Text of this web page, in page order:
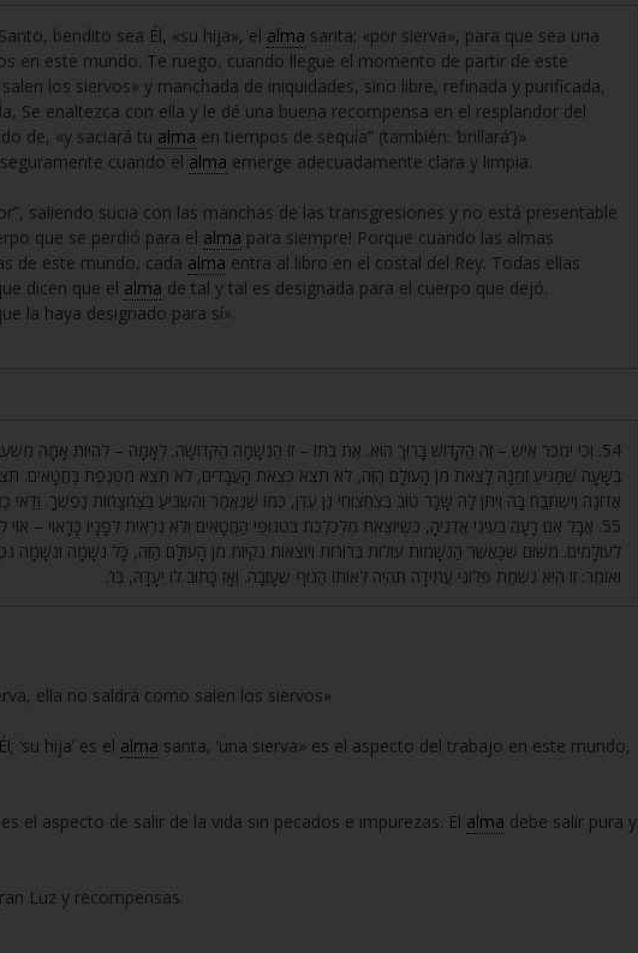
bendito sea Él, «su hija», el alma santa; «por sierva», para que sea una
en este mundo. Te ruego, cuando llegue el momento de partir de este
los siervos» y manchada de iniquidades, sino libre, refinada y purificada,
Se enaltezca con ella y le dé una buena recompensa en el resplandor del
de, «y saciará tu alma en tiempos de sequía” (también: ‘brillará’)»
cuando el alma emerge adecuadamente clara y limpia.
saliendo sucia con las manchas de las transgresiones y no está presentable
que se perdió para el alma para siempre! Porque cuando las almas
de este mundo, cada alma entra al libro en el costal del Rey. Todas ellas
dicen que el alma de tal y tal es designada para el cuerpo que dejó.
la haya designado para sí».
54. וְכִי יִמְכֹּר אִישׁ – זֶה הַקָּדוֹשׁ בָּרוּךְ הוּא. אֶת בִּתּוֹ – זוֹ הַנְּשָׁמָה הַקְּדוֹשָׁה. לְאָמָה – לִהְיוֹת אָמָה
בְּשָׁעָה שֶׁמַּגִּיעַ זְמַנָּהּ לָצֵאת מִן הָעוֹלָם הַזֶּה, לֹא תֵצֵא כְּצֵאת הָעֲבָדִים, לֹא תֵצֵא מְטֻנֶּפֶת בַּחֲטָאִים. תֵּצֵא
אֲדוֹנָהּ וְיִשְׁתַּבַּח בָּהּ וְיִתֵּן לָהּ שָׂכָר טוֹב בְּצִחְצוּחֵי גַּן עֵדֶן, כְּמוֹ שֶׁנֶּאֱמַר וְהִשְׂבִּיעַ בְּצַחְצָחוֹת נַפְשֶׁךָ. וַדַּאי
55. אֲבָל אִם רָעָה בְּעֵינֵי אֲדֹנֶיהָ, כְּשֶׁיּוֹצֵאת מְלֻכְלֶכֶת בְּטִנּוּפֵי הַחֲטָאִים וְלֹא נִרְאֵית לְפָנָיו כָּרָאוּי –
לְעוֹלָמִים. מִשּׁוּם שֶׁכַּאֲשֶׁר הַנְּשָׁמוֹת עוֹלוֹת בְּרוּרוֹת וְיוֹצְאוֹת נְקִיּוֹת מִן הָעוֹלָם הַזֶּה, כָּל נְשָׁמָה וּנְשָׁמָה
וְאוֹמֵר: זוֹ הִיא נִשְׁמַת פְּלוֹנִי עֲתִידָה תִּהְיֶה לְאוֹתוֹ הַגּוּף שֶׁעָזְבָה. וְאָז כָּתוּב לוֹ יְעָדָהּ, בְּו’.
ella no saldrá como salen los siervos»
‘su hija’ es el alma santa, ‘una sierva» es el aspecto del trabajo en este mundo,
el aspecto de salir de la vida sin pecados e impurezas. El alma debe salir pura y
Luz y recompensas.